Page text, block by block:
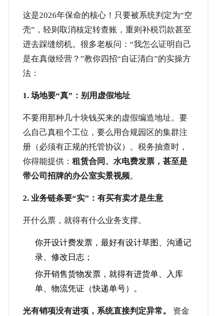
这是2026年保命的核心！只要被系统判定为“空
壳”，轻则取消核定转查账，重则补税罚款甚至
进去踩缝纫机。很多老板问：“我怎么证明自己
是在真做经营？”教你四招“自证清白”的实操方
法：
1. 场地要“真”：别用虚假地址
不要用那种几十块钱买来的虚假编造地址。要
么自己真租个工位，要么用合规园区的集群注
册（必须有正规的托管协议）。税务抽查时，
你得能提供： 租赁合同、水电费发票，甚至是
带公司招牌的办公室实景视频。
2. 业务链条要“实”：有买有卖才是生意
开什么票，就得有什么业务支撑。
你开设计费发票，最好有设计草图、沟通记
录、修改日志；
你开销售货物发票，就得有进货单、入库
单、物流凭证（快递单号）。
光有销项没有进项，系统直接判定异常。
资金